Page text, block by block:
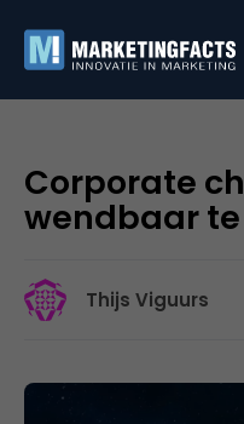
Corporate
wendbaar
Thijs Viguurs